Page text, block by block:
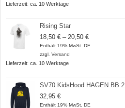
Lieferzeit: ca. 10 Werktage
Rising Star
18,50€ – 20,50€Preisspanne:
18,50 €
Enthält 19% MwSt. DE
zzgl.Versand
Lieferzeit: ca. 10 Werktage
SV70 KidsHood HAGEN BB 2
32,95€
Enthält 19% MwSt. DE